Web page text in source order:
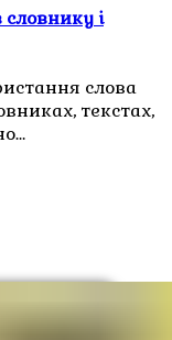
і
слова
текстах,